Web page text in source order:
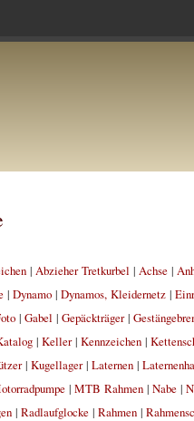
| Abzieher Tretkurbel | Achse|
| Dynamo| Dynamos, Kleidernetz|
| Gabel | Gepäckträger|
| Keller| Kennzeichen|
| Kugellager| Laternen|
| MTB Rahmen| Nabe|
| Radlaufglocke| Rahmen|